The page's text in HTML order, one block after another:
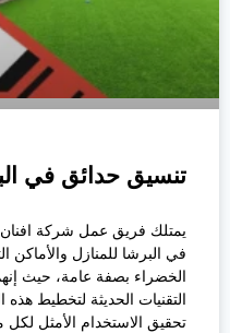
تنسيق حدائق في
يمتلك فريق عمل شركة
في البرشا للمنازل والأماكن
الخضراء بصفة عامة، حيث
التقنيات الحديثة لتخطيط
تحقيق الاستخدام الأمثل لكل